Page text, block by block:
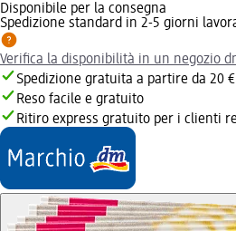
Disponibile per la consegna
Spedizione standard in 2-5 giorni
Verifica la disponibilità in un negozio
Spedizione gratuita a partire da 20 €
Reso facile e gratuito
Ritiro express gratuito per i clienti